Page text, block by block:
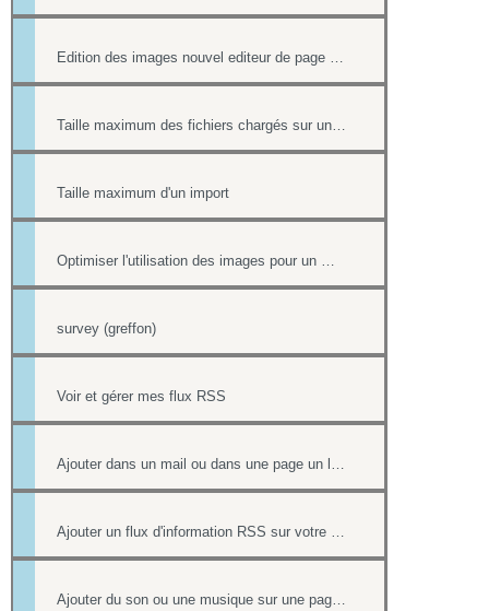
Edition des images nouvel editeur de page html
Taille maximum des fichiers chargés sur un site
Taille maximum d'un import
Optimiser l'utilisation des images pour un meilleur référencement
survey (greffon)
Voir et gérer mes flux RSS
Ajouter dans un mail ou dans une page un lien vers un document stocké dans l'onglet Document
Ajouter un flux d'information RSS sur votre site internet
Ajouter du son ou une musique sur une page de votre site